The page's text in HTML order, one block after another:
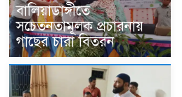
বালিয়াডাঙ্গীতে
সচেতনতামূলক প্রচারনায়
গাছের চারা বিতরন